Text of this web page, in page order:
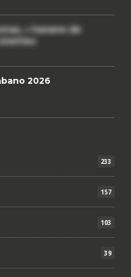
« havane de
2026
233
157
103
39